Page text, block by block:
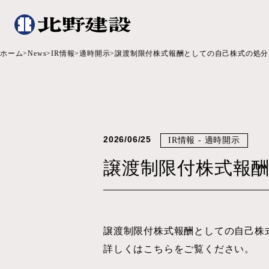
ホーム News IR情報 適時開示 譲渡制限付株式報酬としての自己株式の処
譲渡制限付株式報
2026/06/25 IR情報 - 適時開示
譲渡制限付株式報酬としての自己
詳しくはこちらをご覧ください。